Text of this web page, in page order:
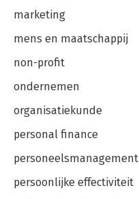
marketing
mens en maatschappij
non-profit
ondernemen
organisatiekunde
personal finance
personeelsmanagement
persoonlijke effectiviteit